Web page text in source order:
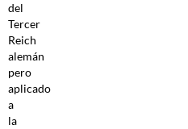
del
Tercer
Reich
alemán
pero
aplicado
a
la